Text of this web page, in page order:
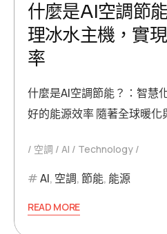
什麼是AI空調節
理冰水主機，實
率
什麼是AI空調節能？：智慧
好的能源效率 隨著全球暖化
空調 AI Technology
AI, 空調,節能, 能源
READ MORE